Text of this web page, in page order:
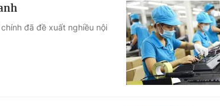
đã đề xuất nghiều nội